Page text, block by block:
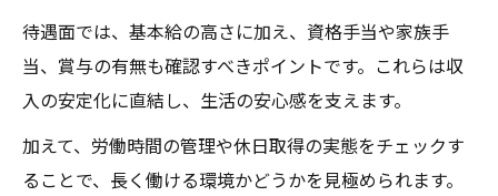
待遇面では、基本給の高さに加え、資格手当や家族手
当、賞与の有無も確認すべきポイントです。これらは収
入の安定化に直結し、生活の安心感を支えます。
加えて、労働時間の管理や休日取得の実態をチェックす
ることで、長く働ける環境かどうかを見極められます。